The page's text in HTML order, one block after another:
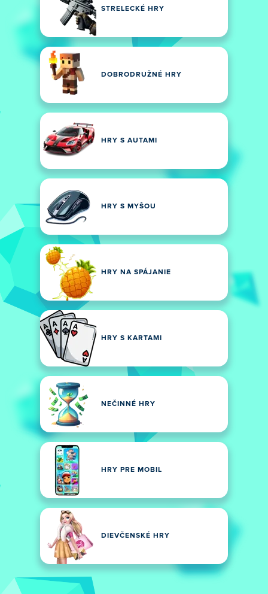
STRELECKÉ HRY
DOBRODRUŽNÉ HRY
HRY S AUTAMI
HRY S MYŠOU
HRY NA SPÁJANIE
HRY S KARTAMI
NEČINNÉ HRY
HRY PRE MOBIL
DIEVČENSKÉ HRY